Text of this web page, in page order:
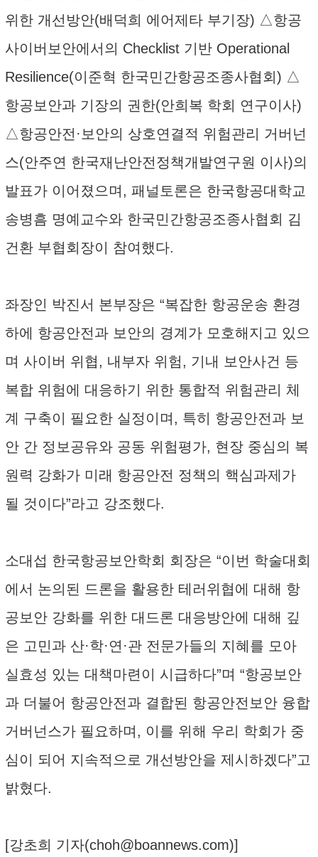
위한 개선방안(배덕희 에어제타 부기장) △항공
사이버보안에서의 Checklist 기반 Operational
Resilience(이준혁 한국민간항공조종사협회) △
항공보안과 기장의 권한(안희복 학회 연구이사)
△항공안전·보안의 상호연결적 위험관리 거버넌
스(안주연 한국재난안전정책개발연구원 이사)의
발표가 이어졌으며, 패널토론은 한국항공대학교
송병흠 명예교수와 한국민간항공조종사협회 김
건환 부협회장이 참여했다.
좌장인 박진서 본부장은 “복잡한 항공운송 환경
하에 항공안전과 보안의 경계가 모호해지고 있으
며 사이버 위협, 내부자 위험, 기내 보안사건 등
복합 위험에 대응하기 위한 통합적 위험관리 체
계 구축이 필요한 실정이며, 특히 항공안전과 보
안 간 정보공유와 공동 위험평가, 현장 중심의 복
원력 강화가 미래 항공안전 정책의 핵심과제가
될 것이다”라고 강조했다.
소대섭 한국항공보안학회 회장은 “이번 학술대회
에서 논의된 드론을 활용한 테러위협에 대해 항
공보안 강화를 위한 대드론 대응방안에 대해 깊
은 고민과 산·학·연·관 전문가들의 지혜를 모아
실효성 있는 대책마련이 시급하다”며 “항공보안
과 더불어 항공안전과 결합된 항공안전보안 융합
거버넌스가 필요하며, 이를 위해 우리 학회가 중
심이 되어 지속적으로 개선방안을 제시하겠다”고
밝혔다.
[강초희 기자(choh@boannews.com)]